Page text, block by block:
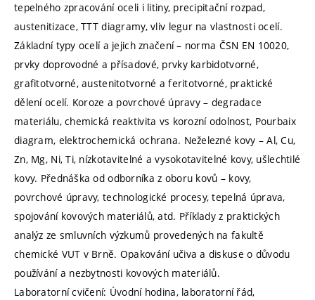
tepelného zpracování oceli i litiny, precipitační rozpad,
austenitizace, TTT diagramy, vliv legur na vlastnosti ocelí.
Základní typy ocelí a jejich značení – norma ČSN EN 10020,
prvky doprovodné a přísadové, prvky karbidotvorné,
grafitotvorné, austenitotvorné a feritotvorné, praktické
dělení ocelí. Koroze a povrchové úpravy – degradace
materiálu, chemická reaktivita vs korozní odolnost, Pourbaix
diagram, elektrochemická ochrana. Neželezné kovy – Al, Cu,
Zn, Mg, Ni, Ti, nízkotavitelné a vysokotavitelné kovy, ušlechtilé
kovy. Přednáška od odborníka z oboru kovů – kovy,
povrchové úpravy, technologické procesy, tepelná úprava,
spojování kovových materiálů, atd. Příklady z praktických
analýz ze smluvních výzkumů provedených na fakultě
chemické VUT v Brně. Opakování učiva a diskuse o důvodu
používání a nezbytnosti kovových materiálů.
Laboratorní cvičení: Úvodní hodina, laboratorní řád,